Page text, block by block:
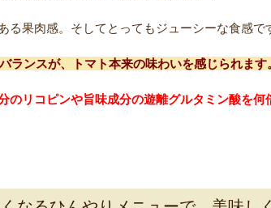
る果肉感。そしてとってもジューシーな食感で
ランスが、トマト本来の味わいを感じられます
のリコピンや旨味成分の遊離グルタミン酸を何